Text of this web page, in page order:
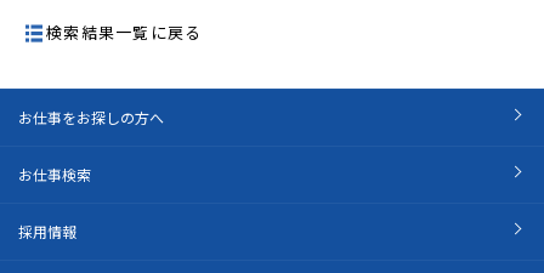
検索結果一覧に戻る
お仕事をお探しの方へ
お仕事検索
採用情報